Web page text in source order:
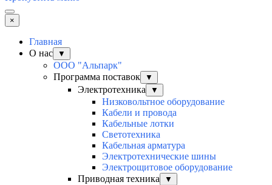
×
Главная
О нас
▼
ООО "Альпарк"
Программа поставок
▼
Электротехника ▼
Низковольтное оборудование
Кабели и провода
Кабельные лотки
Светотехника
Кабельная арматура
Электротехнические шины
Электрощитовое оборудование
Приводная техника
▼